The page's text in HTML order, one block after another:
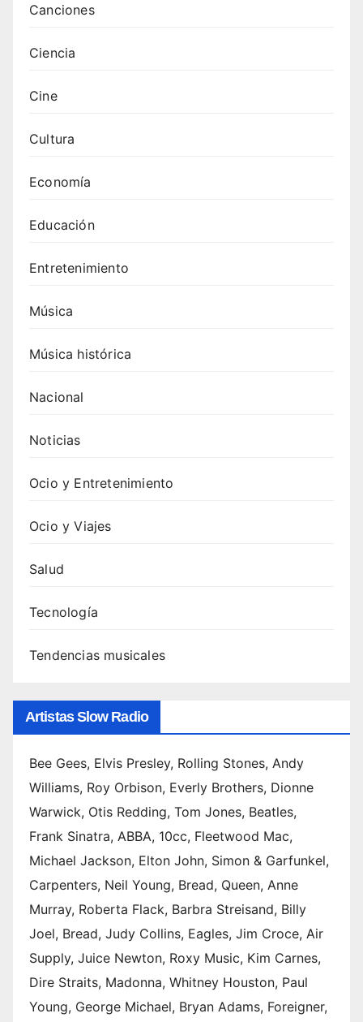
Canciones
Ciencia
Cine
Cultura
Economía
Educación
Entretenimiento
Música
Música histórica
Nacional
Noticias
Ocio y Entretenimiento
Ocio y Viajes
Salud
Tecnología
Tendencias musicales
Artistas Slow Radio
Bee Gees, Elvis Presley, Rolling Stones, Andy
Williams, Roy Orbison, Everly Brothers, Dionne
Warwick, Otis Redding, Tom Jones, Beatles,
Frank Sinatra, ABBA, 10cc, Fleetwood Mac,
Michael Jackson, Elton John, Simon & Garfunkel,
Carpenters, Neil Young, Bread, Queen, Anne
Murray, Roberta Flack, Barbra Streisand, Billy
Joel, Bread, Judy Collins, Eagles, Jim Croce, Air
Supply, Juice Newton, Roxy Music, Kim Carnes,
Dire Straits, Madonna, Whitney Houston, Paul
Young, George Michael, Bryan Adams, Foreigner,